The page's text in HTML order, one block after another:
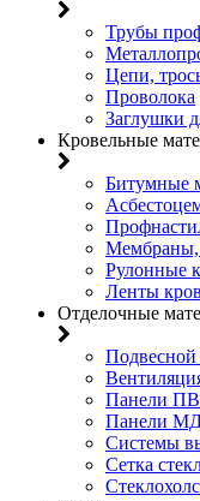
Трубы
Цепи,
Проволока
Заглушки
Кровельные
Битумные
Мембраны,
Рулонные
Ленты
Отделочные
Подвесной
Панели
Панели
Системы
Сетка